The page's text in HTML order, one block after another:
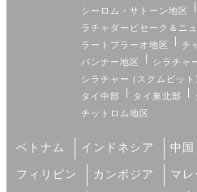
シーロム・サトーン地区
ラチャダーピセーク＆ニ
ラートプラーオ地区
チ
バンナー地区
シラチャ
シラチャー (スクムビット
タイ中部
タイ東北部
チットロム地区
ベトナム インドネシア 中国
フィリピン カンボジア マレ